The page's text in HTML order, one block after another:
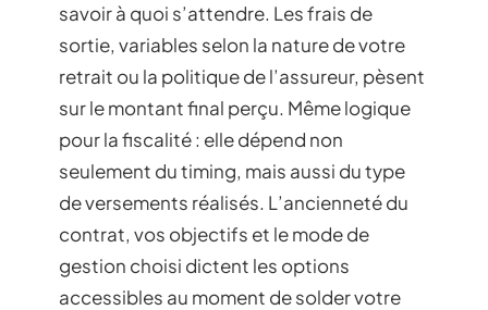
savoir à quoi s’attendre. Les frais de
sortie, variables selon la nature de votre
retrait ou la politique de l’assureur, pèsent
sur le montant final perçu. Même logique
pour la fiscalité : elle dépend non
seulement du timing, mais aussi du type
de versements réalisés. L’ancienneté du
contrat, vos objectifs et le mode de
gestion choisi dictent les options
accessibles au moment de solder votre